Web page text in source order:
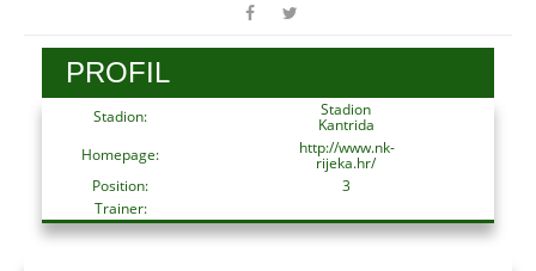
PROFIL
Stadion: Stadion
Kantrida
Homepage:
http://www.nk-
rijeka.hr/
Position:
3
Trainer: